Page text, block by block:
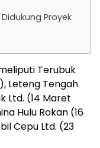
Proyek
Terubuk
Leteng Tengah
Ltd. (14 Maret
Hulu Rokan (16
Cepu Ltd. (23